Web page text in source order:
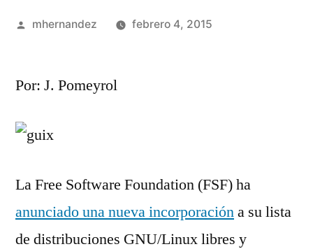
Publicado
mhernandez febrero 4, 2015
Por: J. Pomeyrol
La Free Software Foundation (FSF) ha
anunciado una nueva incorporacióna su lista
de distribuciones GNU/Linux libres y